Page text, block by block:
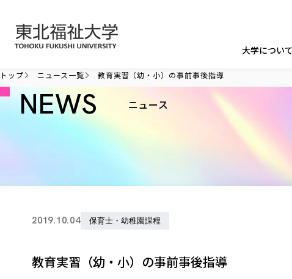
大学について
トップ ニュース一覧 教育実習（幼・小）の事前事後指導
NEWS ニュース
2019.10.04 保育士・幼稚園課程
教育実習（幼・小）の事前事後指導